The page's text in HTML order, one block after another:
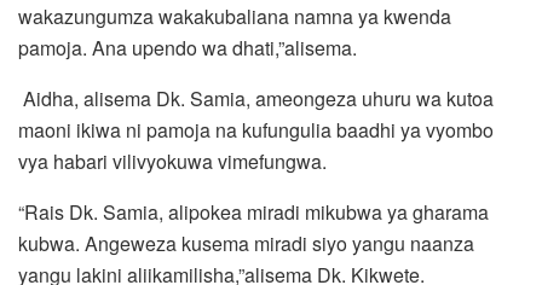
wakazungumza wakakubaliana namna ya kwenda
pamoja. Ana upendo wa dhati,”alisema.
Aidha, alisema Dk. Samia, ameongeza uhuru wa kutoa
maoni ikiwa ni pamoja na kufungulia baadhi ya vyombo
vya habari vilivyokuwa vimefungwa.
“Rais Dk. Samia, alipokea miradi mikubwa ya gharama
kubwa. Angeweza kusema miradi siyo yangu naanza
yangu lakini aliikamilisha,”alisema Dk. Kikwete.